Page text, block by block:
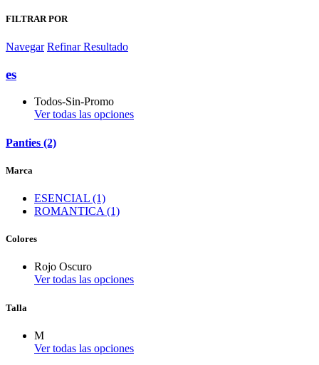
FILTRAR POR
Navegar Refinar Resultado
es
Todos-Sin-Promo
Ver todas las opciones
Panties (2)
Marca
ESENCIAL (1)
ROMANTICA (1)
Colores
Rojo Oscuro
Ver todas las opciones
Talla
M
Ver todas las opciones